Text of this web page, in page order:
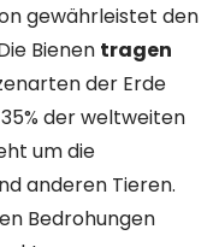
gewährleistet den
Bienen tragen
der Erde
der weltweiten
um die
anderen Tieren.
Bedrohungen